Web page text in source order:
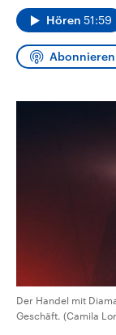
Sachsen-Anhalt
September 2026
Landtag. Seit
Bundesland von
CDU, SPD und
Umfragen,
und Hintergründe
Hören 51:59
Abonnieren
Der Handel mit
Geschäft. (Camila